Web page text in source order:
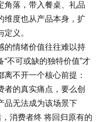
角落，带入餐桌、礼品
维度也从产品本身，扩
义。
情绪价值往往难以持
不可或缺的独特价值”才
不开一个核心前提：
者的真实痛点，要么创
品无法成为该场景下
消费者终 将回归原有的